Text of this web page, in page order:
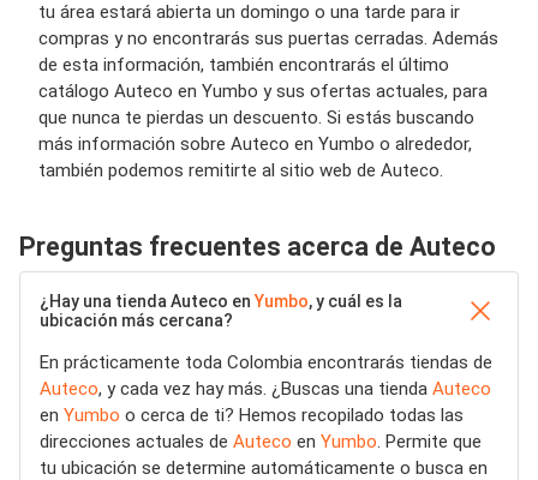
tu área estará abierta un domingo o una tarde para ir
compras y no encontrarás sus puertas cerradas. Además
de esta información, también encontrarás el último
catálogo Auteco en Yumbo y sus ofertas actuales, para
que nunca te pierdas un descuento. Si estás buscando
más información sobre Auteco en Yumbo o alrededor,
también podemos remitirte al sitio web de Auteco.
Preguntas frecuentes acerca de Auteco
¿Hay una tienda Auteco enYumbo, y cuál es la
ubicación más cercana?
En prácticamente toda Colombia encontrarás tiendas de
Auteco, y cada vez hay más. ¿Buscas una tienda Auteco
en Yumbo o cerca de ti? Hemos recopilado todas las
direcciones actuales de Auteco en Yumbo. Permite que
tu ubicación se determine automáticamente o busca en